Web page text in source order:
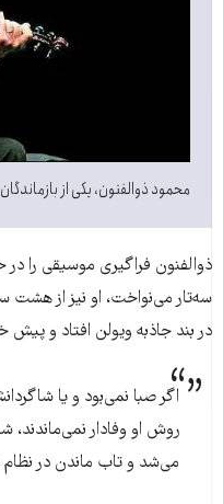
محمود ذوالفنون، یکی از
ذوالفنون فراگیری موسیقی را در
سه‌تار می‌نواخت، او نیز از هشت
در بند جاذبه ویولن افتاد و
اگر صبا نمی‌بود و یا
روش او وفادار
می‌شد و تاب ماندن در نظام